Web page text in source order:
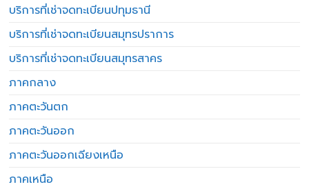
บริการที่เช่าจดทะเบียนปทุมธานี
บริการที่เช่าจดทะเบียนสมุทรปราการ
บริการที่เช่าจดทะเบียนสมุทรสาคร
ภาคกลาง
ภาคตะวันตก
ภาคตะวันออก
ภาคตะวันออกเฉียงเหนือ
ภาคเหนือ